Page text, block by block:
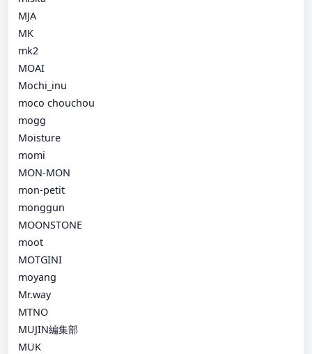
MJA
MK
mk2
MOAI
Mochi_inu
moco chouchou
mogg
Moisture
momi
MON-MON
mon-petit
monggun
MOONSTONE
moot
MOTGINI
moyang
Mr.way
MTNO
MUJIN編集部
MUK